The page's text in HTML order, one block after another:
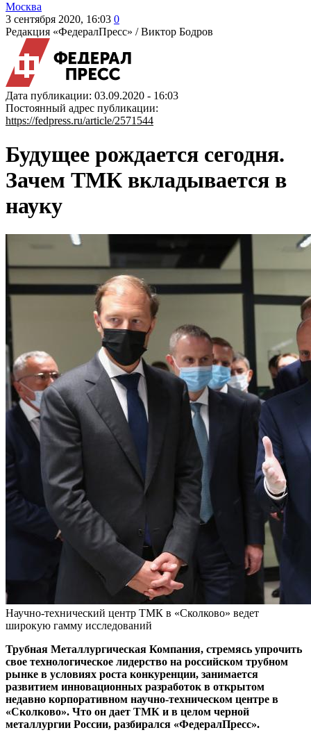
Москва
3 сентября 2020, 16:03 0
Редакция «ФедералПресс» /Виктор Бодров
Дата публикации: 03.09.2020 - 16:03
Постоянный адрес публикации:
https://fedpress.ru/article/2571544
Будущее рождается сегодня.
Зачем ТМК вкладывается в
науку
Научно-технический центр ТМК в «Сколково» ведет
широкую гамму исследований
Трубная Металлургическая Компания, стремясь упрочить
свое технологическое лидерство на российском трубном
рынке в условиях роста конкуренции, занимается
развитием инновационных разработок в открытом
недавно корпоративном научно-техническом центре в
«Сколково». Что он дает ТМК и в целом черной
металлургии России, разбирался «ФедералПресс».